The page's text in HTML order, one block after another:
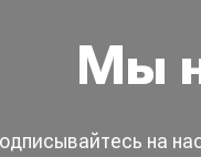
Мы
на